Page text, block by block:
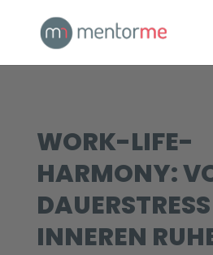
WORK-LIFE-
HARMONY:
INNEREN